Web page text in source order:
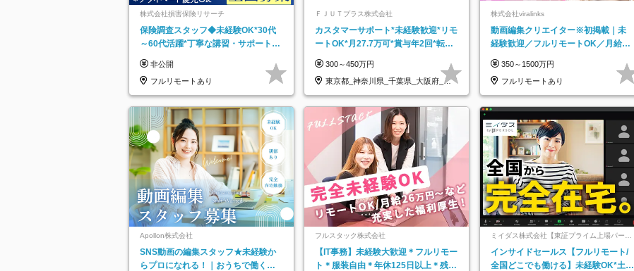
株式会社損害保険リサーチ
保険調査スタッフ◆未経験OK*30代
～60代活躍*丁寧な講習・サポートあ
託
非公開
フルリモートあり
ＦＪＵＴプラス株式会社
カスタマーサポート*未経験歓迎*リモ
ートOK*月27.7万可*賞与年2回*転勤
300～450万円
東京都_神奈川県_千葉県_大阪府_愛
知県…
株式会社viralinks
動画編集クリエイター※初掲載｜未
経験歓迎／フルリモートOK／月給32
350～1500万円
フルリモートあり
Apollon株式会社
SNS動画の編集スタッフ★未経験か
らプロになれる！｜おうちで働くフ
フルスタック株式会社
【IT事務】未経験大歓迎＊フルリモー
ト＊服装自由＊年休125日以上＊残業
ミイダス株式会社【東証プライム上場パーソ
インサイドセールス【フルリモート/
全国どこでも働ける】未経験OK*土日